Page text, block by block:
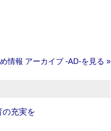
情報 アーカイブ ‐AD‐を見る »
の充実を